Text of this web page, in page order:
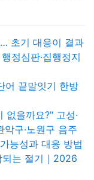
초기 대응이 결과
정심판·집행정지
어 끝말잇기 한방
없을까요?" 고성·
악구·노원구 음주
능성과 대응 방법
되는 절기｜2026